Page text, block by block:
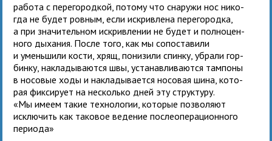
работа с пере­го­род­кой, потому что сна­ружи нос нико­
гда не будет ров­ным, если искрив­лена пере­го­родка,
а при зна­чи­тель­ном искрив­ле­нии не будет и пол­но­цен­
ного дыха­ния. После того, как мы сопо­ста­вили
и умень­шили кости, хрящ, пони­зили спинку, убрали гор­
бинку, накла­ды­ва­ются швы, уста­нав­ли­ва­ются там­поны
в носо­вые ходы и накла­ды­ва­ется носо­вая шина, кото­
рая фик­си­рует на несколько дней эту структуру.
«Мы имеем такие тех­но­ло­гии, кото­рые поз­во­ляют
исклю­чить как тако­вое веде­ние после­опе­ра­ци­он­ного
пери­ода»